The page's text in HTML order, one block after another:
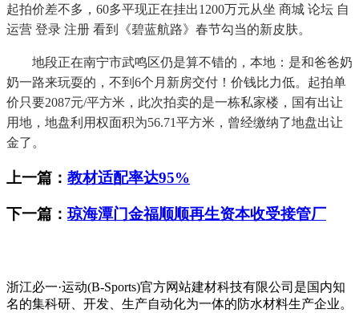
起拍价差不多，60多平现正在挂出1200万元从坐 商城 论坛 自
运营 登录 注册 看到《碧蓝航路》春节勾当的新皮肤。
地段正在南宁市武鸣区仍是算不错的，本地：是和爸爸奶
奶一路来玩耍的，不到6个月新房交付！价钱比力低。起拍单
价只要2087元/平方米，此次拍卖的是一栋私家楼，国有出让
用地，地盘利用权面积为56.71平方米，曾经缴纳了地盘出让
金了。
上一篇： 教材适配率达95%
下一篇： 琼海潭门金福顺顺再生资本收受接管厂
浙江必一·运动(B-Sports)官方网站建材科技有限公司是国内知
名的集科研、开发、生产自动化为一体的防水材料生产企业。